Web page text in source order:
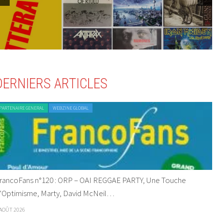
ARTICLES
GENERAL WEBZINE GLOBAL
n°120 : ORP – OAI REGGAE PARTY, Une Touche
Marty, David McNeil…
2026